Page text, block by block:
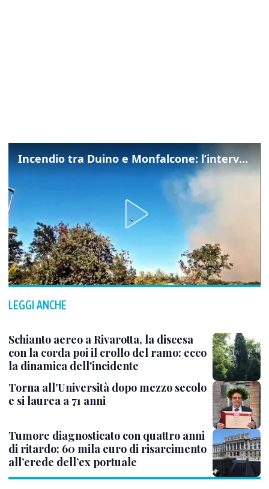
Incendio tra Duino e Monfalcone: l’intervento dei vigili del fuoco
LEGGI ANCHE
Schianto aereo a Rivarotta, la discesa
con la corda poi il crollo del ramo: ecco
la dinamica dell'incidente
Torna all’Università dopo mezzo secolo
e si laurea a 71 anni
Tumore diagnosticato con quattro anni
di ritardo: 60 mila euro di risarcimento
all’erede dell’ex portuale